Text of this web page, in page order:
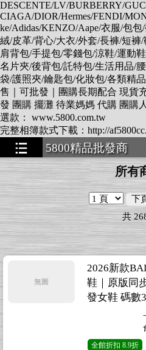
DESCENTE/LV/BURBERRY/
CIAGA/DIOR/Hermes/FENDI/
ke/Adidas/KENZO/Aape/衣服/包
絨/皮革/背心/大衣/外套/長褲/短褲
肩背包/手提包/零錢包/涼鞋/運動
名片夾/後背包/託特包/生活用品/
袋/護照夾/鑰匙包/化妝包/各類精
售｜可批發｜團購長期配合 現貨
發 團購 擺灘 待業媽媽 代購 團購
選款： www.5800.com.tw
完整相簿款式下載：http://
5800精品批發商
所有
下
共
無圖
2026新款
鞋｜原版同
發女鞋 碼數
全館折扣 8.9折